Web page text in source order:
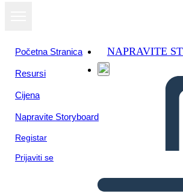
Početna Stranica
Resursi
Cijena
Napravite Storyboard
Registar
Prijaviti se
NAPRAVITE